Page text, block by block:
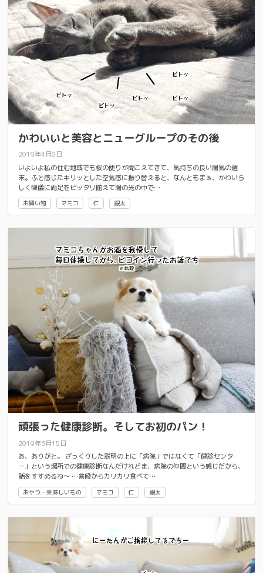
かわいいと美容とニューグループのその後
2019年4月8日
いよいよ私の住む地域でも桜の便りが聞こえてきて、気持ちの良い陽気の週
末。ふと感じたキリッとした空気感に振り替えると、なんともまぁ、かわいら
しく律儀に両足をピッタリ揃えて陽の光の中で…
お買い物 マミコ 仁 銀太
頑張った健康診断。そしてお初のパン！
2019年3月15日
あ、ありがと。 ざっくりした説明の上に「病院」ではなくて「健診センタ
ー」という場所での健康診断なんだけれどま、病院の仲間という感じだから、
話をすすめるね～ …普段からカリカリ食べて…
おやつ・美味しいもの マミコ 仁 銀太